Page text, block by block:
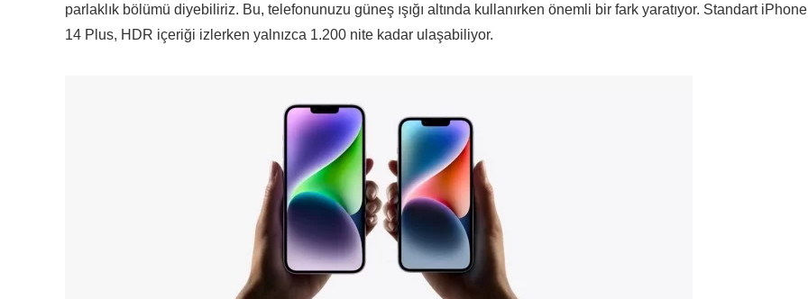
parlaklık bölümü diyebiliriz. Bu, telefonunuzu güneş ışığı altında kullanırken önemli bir fark yaratıyor. Standart iPhone
14 Plus, HDR içeriği izlerken yalnızca 1.200 nite kadar ulaşabiliyor.